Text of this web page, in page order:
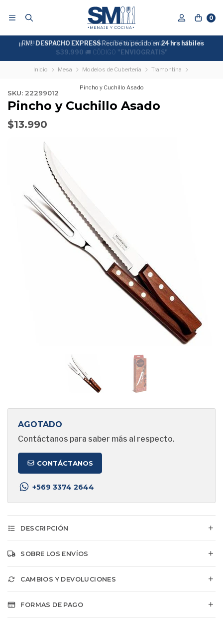
0
¡¡GRAN SANTIAGO!! TU ENVÍO ESGRATISEN COMPRAS SOBRE
$39.990 🚚 CÓDIGO "ENVIOGRATIS"
¡¡RM!!DESPACHO EXPRESSRecíbe tu pedido en24 hrs hábiles
Inicio Mesa Modelos de Cubertería Tramontina
Pincho y Cuchillo Asado
SKU: 22299012
Pincho y Cuchillo Asado
$13.990
AGOTADO
Contáctanos para saber más al respecto.
CONTÁCTANOS
+569 3374 2644
DESCRIPCIÓN
SOBRE LOS ENVÍOS
CAMBIOS Y DEVOLUCIONES
FORMAS DE PAGO